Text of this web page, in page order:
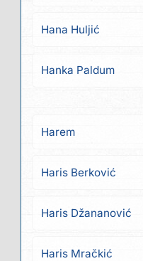
Hana Huljić
Hanka Paldum
Harem
Haris Berković
Haris Džananović
Haris Mračkić